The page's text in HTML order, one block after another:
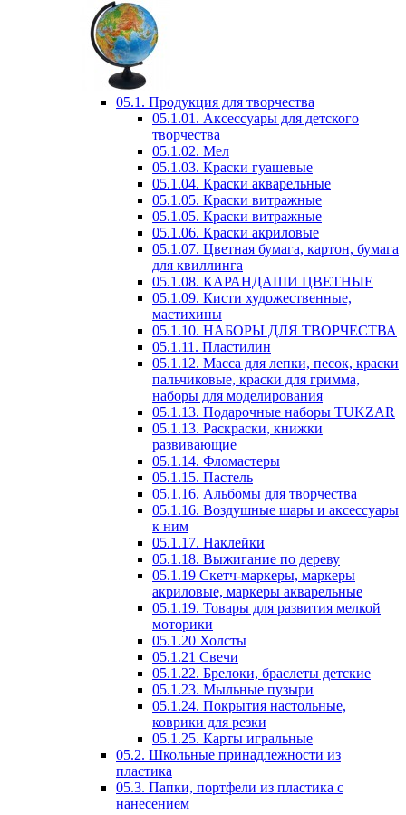
05.1. Продукция для творчества
05.1.01. Аксессуары для детского
творчества
05.1.02. Мел
05.1.03. Краски гуашевые
05.1.04. Краски акварельные
05.1.05. Краски витражные
05.1.05. Краски витражные
05.1.06. Краски акриловые
05.1.07. Цветная бумага, картон, бумага
для квиллинга
05.1.08. КАРАНДАШИ ЦВЕТНЫЕ
05.1.09. Кисти художественные,
мастихины
05.1.10. НАБОРЫ ДЛЯ ТВОРЧЕСТВА
05.1.11. Пластилин
05.1.12. Масса для лепки, песок, краски
пальчиковые, краски для гримма,
наборы для моделирования
05.1.13. Подарочные наборы TUKZAR
05.1.13. Раскраски, книжки
развивающие
05.1.14. Фломастеры
05.1.15. Пастель
05.1.16. Альбомы для творчества
05.1.16. Воздушные шары и аксессуары
к ним
05.1.17. Наклейки
05.1.18. Выжигание по дереву
05.1.19 Скетч-маркеры, маркеры
акриловые, маркеры акварельные
05.1.19. Товары для развития мелкой
моторики
05.1.20 Холсты
05.1.21 Свечи
05.1.22. Брелоки, браслеты детские
05.1.23. Мыльные пузыри
05.1.24. Покрытия настольные,
коврики для резки
05.1.25. Карты игральные
05.2. Школьные принадлежности из
пластика
05.3. Папки, портфели из пластика с
нанесением